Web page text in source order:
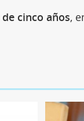
cinco años,